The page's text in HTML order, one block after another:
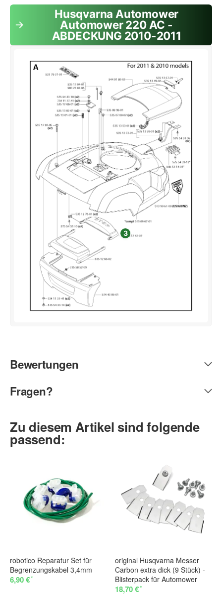
Husqvarna Automower
Automower 220 AC -
ABDECKUNG 2010-2011
3
Bewertungen
Fragen?
Zu diesem Artikel sind folgende
passend:
robotico Reparatur Set für
Begrenzungskabel 3,4mm
6,90 €*
original Husqvarna Messer
Carbon extra dick (9 Stück) -
Blisterpack für Automower
18,70 €*